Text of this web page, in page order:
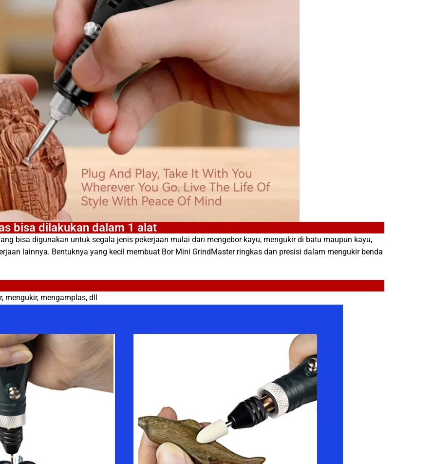
bisa dilakukan dalam 1 alat
bisa digunakan untuk segala jenis pekerjaan mulai dari mengebor kayu, mengukir di batu maupun kayu,
lainnya. Bentuknya yang kecil membuat Bor Mini GrindMaster ringkas dan presisi dalam mengukir benda
mengamplas, dll